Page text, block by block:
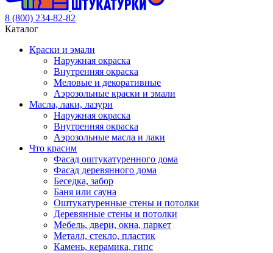
8 (800) 234-82-82
Каталог
Краски и эмали
Наружная окраска
Внутренняя окраска
Меловые и декоративные
Аэрозольные краски и эмали
Масла, лаки, лазури
Наружная окраска
Внутренняя окраска
Аэрозольные масла и лаки
Что красим
Фасад оштукатуренного дома
Фасад деревянного дома
Беседка, забор
Баня или сауна
Оштукатуренные стены и потолки
Деревянные стены и потолки
Мебель, двери, окна, паркет
Металл, стекло, пластик
Камень, керамика, гипс